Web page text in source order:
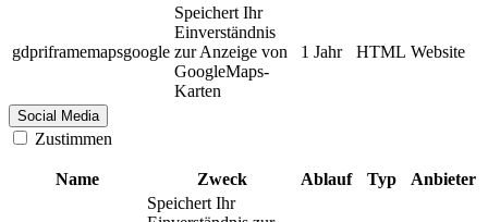
gdpriframemapsgoogle
Speichert Ihr
Einverständnis
zur Anzeige von
GoogleMaps-
Karten
1 Jahr HTML Website
Social Media
Zustimmen
Name Zweck Ablauf Typ Anbieter
Speichert Ihr